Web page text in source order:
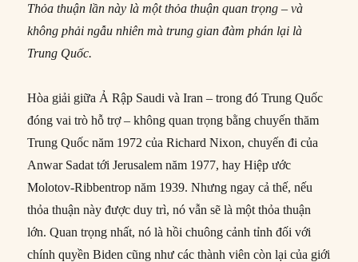
Thỏa thuận lần này là một thỏa thuận quan trọng – và
không phải ngẫu nhiên mà trung gian đàm phán lại là
Trung Quốc.
Hòa giải giữa Ả Rập Saudi và Iran – trong đó Trung Quốc
đóng vai trò hỗ trợ – không quan trọng bằng chuyến thăm
Trung Quốc năm 1972 của Richard Nixon, chuyến đi của
Anwar Sadat tới Jerusalem năm 1977, hay Hiệp ước
Molotov-Ribbentrop năm 1939. Nhưng ngay cả thế, nếu
thỏa thuận này được duy trì, nó vẫn sẽ là một thỏa thuận
lớn. Quan trọng nhất, nó là hồi chuông cảnh tỉnh đối với
chính quyền Biden cũng như các thành viên còn lại của giới